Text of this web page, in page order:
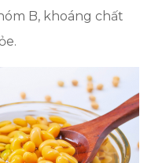
B, khoáng chất